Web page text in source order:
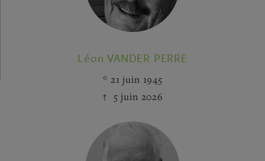
Léon VANDER PERRE
21 juin 1945
5 juin 2026